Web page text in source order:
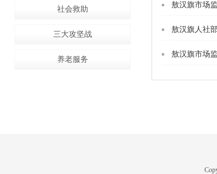
社会救助
三大攻坚战
养老服务
敖汉旗市场
敖汉旗人社
敖汉旗市场